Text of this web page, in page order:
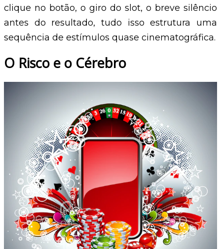
clique no botão, o giro do slot, o breve silêncio
antes do resultado, tudo isso estrutura uma
sequência de estímulos quase cinematográfica.
O Risco e o Cérebro